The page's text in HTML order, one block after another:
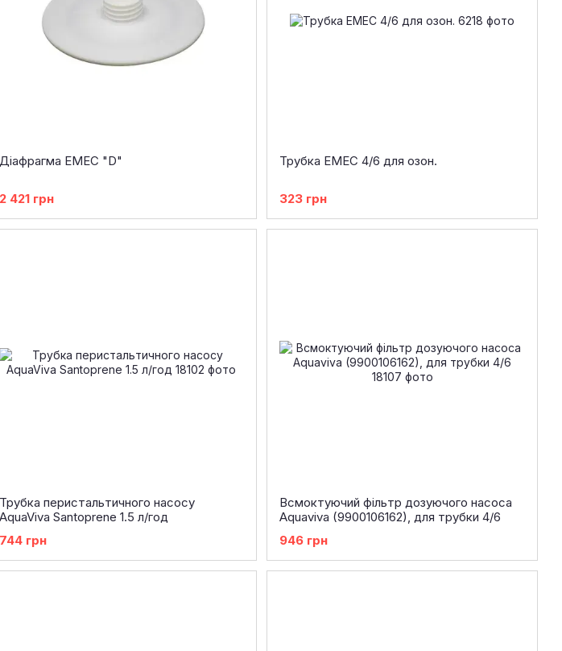
Діафрагма EMEC "D"
2 421 грн
Трубка EMEC 4/6 для озон.
323 грн
Трубка перистальтичного насосу
AquaViva Santoprene 1.5 л/год
744 грн
Всмоктуючий фільтр дозуючого насоса
Aquaviva (9900106162), для трубки 4/6
946 грн